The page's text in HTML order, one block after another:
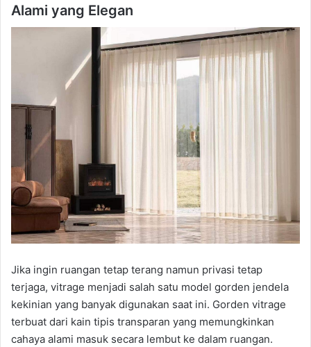
Alami yang Elegan
Jika ingin ruangan tetap terang namun privasi tetap
terjaga, vitrage menjadi salah satu model gorden jendela
kekinian yang banyak digunakan saat ini. Gorden vitrage
terbuat dari kain tipis transparan yang memungkinkan
cahaya alami masuk secara lembut ke dalam ruangan.